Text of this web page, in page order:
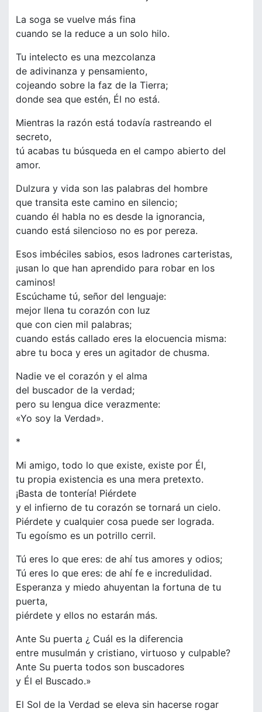
La soga se vuelve más fina
cuando se la reduce a un solo hilo.
Tu intelecto es una mezcolanza
de adivinanza y pensamiento,
cojeando sobre la faz de la Tierra;
donde sea que estén, Él no está.
Mientras la razón está todavía rastreando el
secreto,
tú acabas tu búsqueda en el campo abierto del
amor.
Dulzura y vida son las palabras del hombre
que transita este camino en silencio;
cuando él habla no es desde la ignorancia,
cuando está silencioso no es por pereza.
Esos imbéciles sabios, esos ladrones carteristas,
¡usan lo que han aprendido para robar en los
caminos!
Escúchame tú, señor del lenguaje:
mejor llena tu corazón con luz
que con cien mil palabras;
cuando estás callado eres la elocuencia misma:
abre tu boca y eres un agitador de chusma.
Nadie ve el corazón y el alma
del buscador de la verdad;
pero su lengua dice verazmente:
«Yo soy la Verdad».
*
Mi amigo, todo lo que existe, existe por Él,
tu propia existencia es una mera pretexto.
¡Basta de tontería! Piérdete
y el infierno de tu corazón se tornará un cielo.
Piérdete y cualquier cosa puede ser lograda.
Tu egoísmo es un potrillo cerril.
Tú eres lo que eres: de ahí tus amores y odios;
Tú eres lo que eres: de ahí fe e incredulidad.
Esperanza y miedo ahuyentan la fortuna de tu
puerta,
piérdete y ellos no estarán más.
Ante Su puerta ¿ Cuál es la diferencia
entre musulmán y cristiano, virtuoso y culpable?
Ante Su puerta todos son buscadores
y Él el Buscado.»
El Sol de la Verdad se eleva sin hacerse rogar